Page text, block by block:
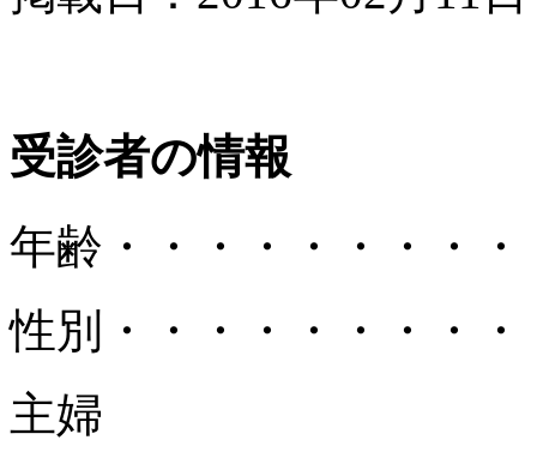
受診者の情報
年齢 ・・・・・・・・・
性別
・・・・・・・・・
主婦